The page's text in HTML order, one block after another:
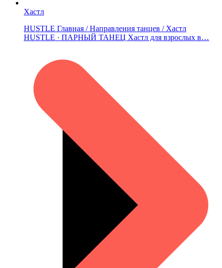
Хастл
HUSTLE Главная / Направления танцев / Хастл
HUSTLE · ПАРНЫЙ ТАНЕЦ Хастл для взрослых в…